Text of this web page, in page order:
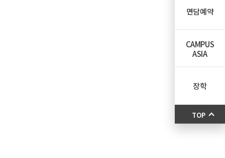
면담예약
CAMPUS
ASIA
장학
TOP